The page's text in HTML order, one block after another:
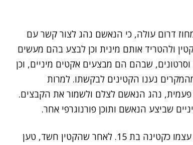
דרום עולה, כי הנאשם נהג לצור קשר עם
ולהטריד אותם מינית וכן לבצע בהם מעשים
שבהם הם מבצעים אקטים מיניים, וכן
נענו הקטינים לבקשתו. למרות
נהג הנאשם לצלם ולשמור את הקבצים.
שביצע הנאשם ותוכן פורנוגרפי אחר.
לדוגמה, באחד המקרים פנה חן לקטין כבן 14 והציג את עצמו כקטינה בת 15. לאחר שהקטין חשד, טען